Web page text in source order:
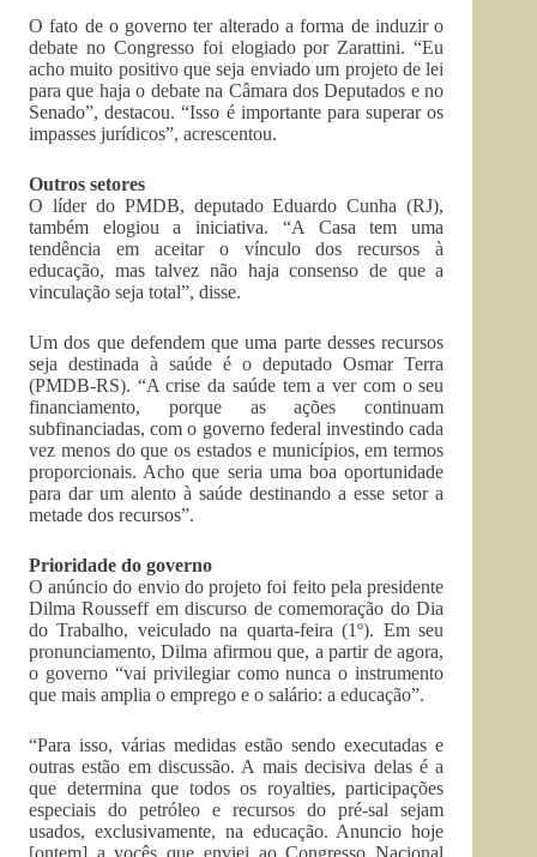
O fato de o governo ter alterado a forma de induzir o
debate no Congresso foi elogiado por Zarattini. “Eu
acho muito positivo que seja enviado um projeto de lei
para que haja o debate na Câmara dos Deputados e no
Senado”, destacou. “Isso é importante para superar os
impasses jurídicos”, acrescentou.
Outros setores
O líder do PMDB, deputado Eduardo Cunha (RJ),
também elogiou a iniciativa. “A Casa tem uma
tendência em aceitar o vínculo dos recursos à
educação, mas talvez não haja consenso de que a
vinculação seja total”, disse.
Um dos que defendem que uma parte desses recursos
seja destinada à saúde é o deputado Osmar Terra
(PMDB-RS). “A crise da saúde tem a ver com o seu
financiamento, porque as ações continuam
subfinanciadas, com o governo federal investindo cada
vez menos do que os estados e municípios, em termos
proporcionais. Acho que seria uma boa oportunidade
para dar um alento à saúde destinando a esse setor a
metade dos recursos”.
Prioridade do governo
O anúncio do envio do projeto foi feito pela presidente
Dilma Rousseff em discurso de comemoração do Dia
do Trabalho, veiculado na quarta-feira (1º). Em seu
pronunciamento, Dilma afirmou que, a partir de agora,
o governo “vai privilegiar como nunca o instrumento
que mais amplia o emprego e o salário: a educação”.
“Para isso, várias medidas estão sendo executadas e
outras estão em discussão. A mais decisiva delas é a
que determina que todos os royalties, participações
especiais do petróleo e recursos do pré-sal sejam
usados, exclusivamente, na educação. Anuncio hoje
[ontem] a vocês que enviei ao Congresso Nacional